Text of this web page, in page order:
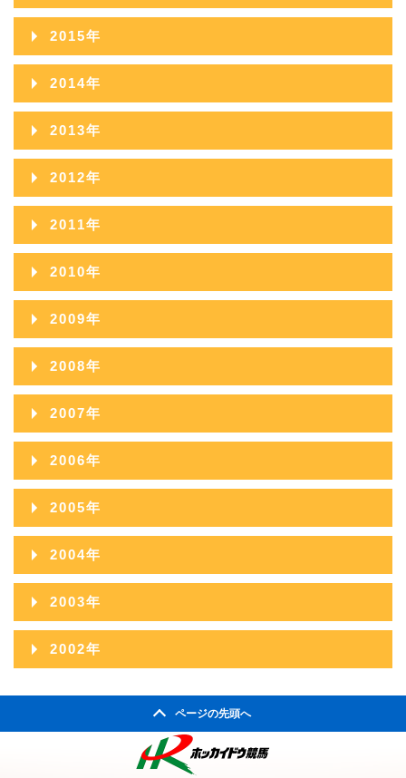
2018年10月
2018年09月
2018年08月
2018年07月
2018年06月
2018年05月
2018年03月
2018年02月
2018年01月
2017年11月
2017年10月
2017年09月
2017年08月
2017年07月
2017年06月
2017年05月
2017年03月
2017年02月
2017年01月
2016年12月
2016年11月
2016年10月
2016年09月
2016年08月
2016年07月
2016年06月
2016年05月
2016年03月
2016年02月
2016年01月
2015年
2015年12月
2015年11月
2015年10月
2015年09月
2015年08月
2015年07月
2015年06月
2015年05月
2015年03月
2015年02月
2015年01月
2014年
2014年12月
2014年11月
2014年10月
2014年09月
2014年08月
2014年07月
2014年06月
2014年05月
2014年03月
2014年02月
2014年01月
2013年
2013年12月
2013年11月
2013年10月
2013年09月
2013年08月
2013年07月
2013年06月
2013年05月
2013年03月
2013年02月
2013年01月
2012年
2012年12月
2012年11月
2012年10月
2012年09月
2012年08月
2012年07月
2012年06月
2012年05月
2012年03月
2012年02月
2012年01月
2011年
2011年12月
2011年11月
2011年10月
2011年09月
2011年08月
2011年07月
2011年06月
2011年05月
2011年03月
2011年02月
2010年
2010年12月
2010年11月
2010年10月
2010年09月
2010年08月
2010年07月
2010年06月
2010年05月
2010年03月
2009年
2009年12月
2009年11月
2009年10月
2009年09月
2009年08月
2009年07月
2009年06月
2009年05月
2009年03月
2008年
2008年12月
2008年11月
2008年10月
2008年09月
2008年08月
2008年07月
2008年06月
2008年05月
2007年
2007年12月
2007年11月
2007年10月
2007年09月
2007年08月
2007年07月
2006年
2006年12月
2006年11月
2006年10月
2006年09月
2006年08月
2005年
2005年12月
2005年11月
2005年10月
2005年09月
2005年08月
2005年07月
2004年
2004年12月
2004年11月
2004年10月
2003年
2003年12月
2002年
ページの先頭へ